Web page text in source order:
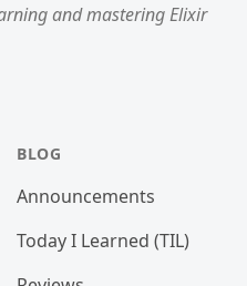
and mastering Elixir
BLOG
Announcements
Today I Learned (TIL)